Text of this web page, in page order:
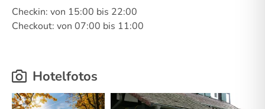
Checkin: von 15:00 bis 22:00
Checkout: von 07:00 bis 11:00
Hotelfotos